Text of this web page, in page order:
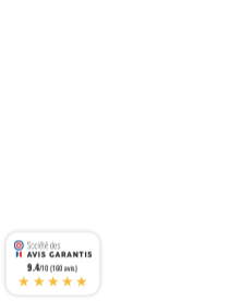
9.4/10 (160 avis)
★★★★★